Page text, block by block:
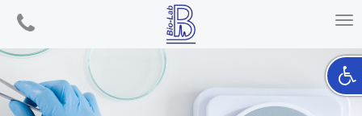
Toggle
phone